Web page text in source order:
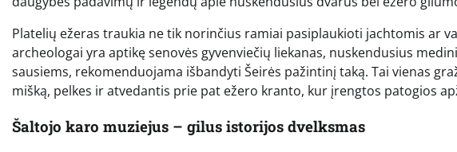
Platelių ežeras traukia ne tik norinčius ramiai pasiplaukioti jachtomis ar
archeologai yra aptikę senovės gyvenviečių liekanas, nuskendusius
sausiems, rekomenduojama išbandyti Šeirės pažintinį taką. Tai vienas
mišką, pelkes ir atvedantis prie pat ežero kranto, kur įrengtos patogios
Šaltojo karo muziejus – gilus istorijos dvelksmas